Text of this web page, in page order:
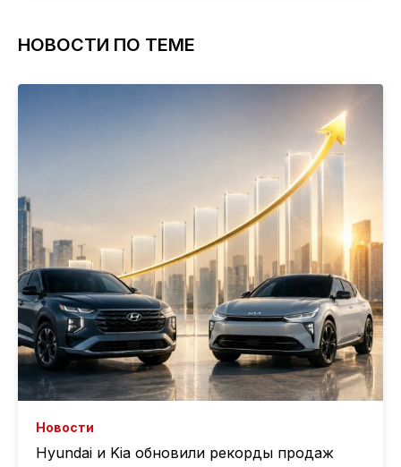
НОВОСТИ ПО ТЕМЕ
Новости
Hyundai и Kia обновили рекорды продаж